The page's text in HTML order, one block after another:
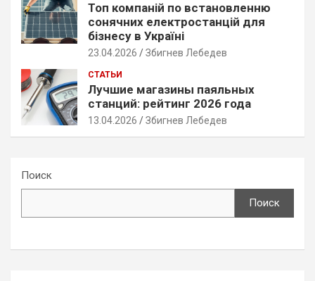
Топ компаній по встановленню
сонячних електростанцій для
бізнесу в Україні
23.04.2026 Збигнев Лебедев
СТАТЬИ
Лучшие магазины паяльных
станций: рейтинг 2026 года
13.04.2026 Збигнев Лебедев
Поиск
Поиск